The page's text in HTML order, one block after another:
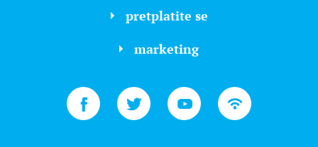
pretplatite se
marketing